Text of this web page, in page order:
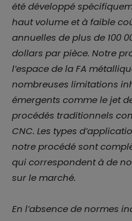
été développé
haut volume et à faible
annuelles de plus de 100
dollars par pièce. Notre
l’espace de la FA
nombreuses limitations
émergents comme le jet
procédés traditionnels
CNC. Les types
notre procédé sont
qui correspondent à de
sur le marché.
En l’absence de normes